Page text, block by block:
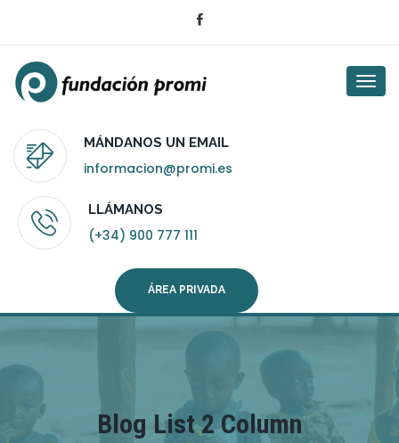
MÁNDANOS UN EMAIL
informacion@promi.es
LLÁMANOS
(+34) 900 777 111
ÁREA PRIVADA
Blog List 2 Column